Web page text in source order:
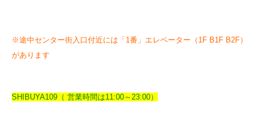
※途中センター街入口付近には「1番」エレベーター（1F B1F B2F）
があります
SHIBUYA109（ 営業時間は11:00～23:00）